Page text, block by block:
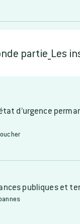
partie_Les
d’urgence
publiques et